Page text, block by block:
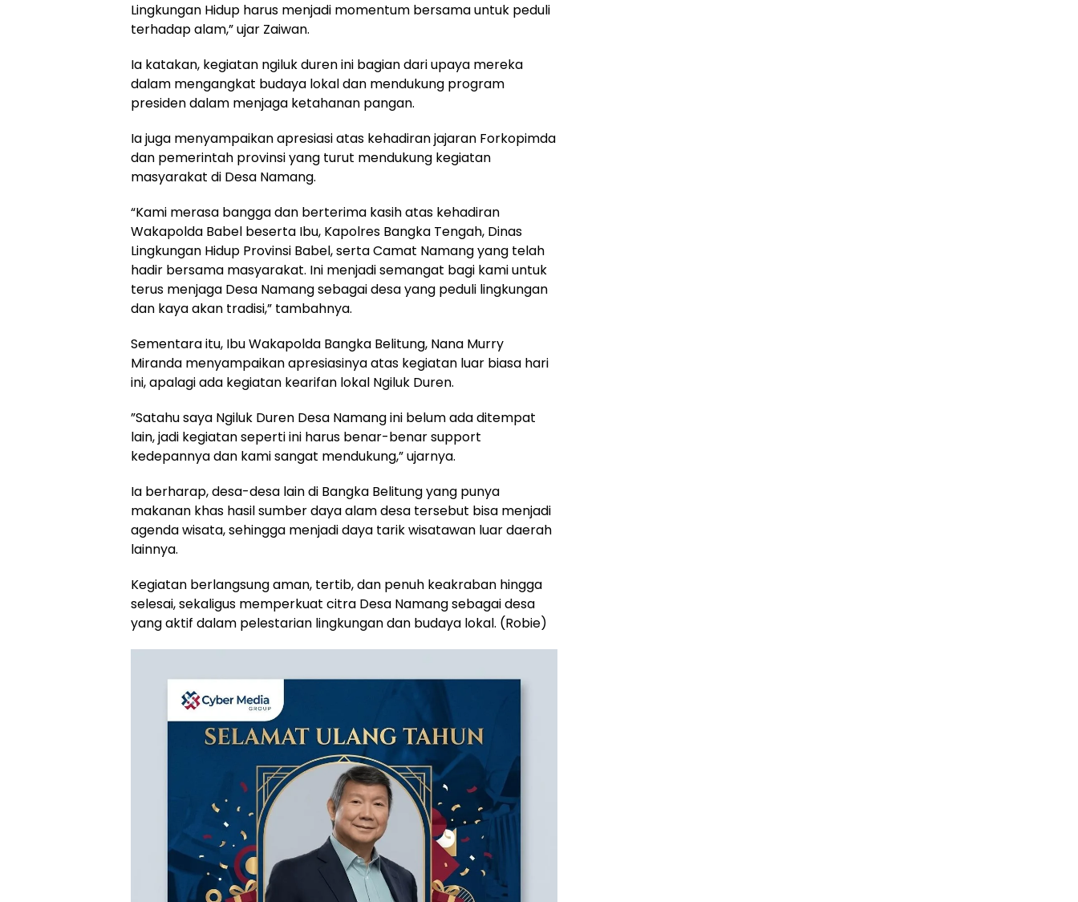
Lingkungan Hidup harus menjadi momentum bersama untuk peduli
terhadap alam,” ujar Zaiwan.
‎Ia katakan, kegiatan ngiluk duren ini bagian dari upaya mereka
dalam mengangkat budaya lokal dan mendukung program
presiden dalam menjaga ketahanan pangan.
‎Ia juga menyampaikan apresiasi atas kehadiran jajaran Forkopimda
dan pemerintah provinsi yang turut mendukung kegiatan
masyarakat di Desa Namang.
‎“Kami merasa bangga dan berterima kasih atas kehadiran
Wakapolda Babel beserta Ibu, Kapolres Bangka Tengah, Dinas
Lingkungan Hidup Provinsi Babel, serta Camat Namang yang telah
hadir bersama masyarakat. Ini menjadi semangat bagi kami untuk
terus menjaga Desa Namang sebagai desa yang peduli lingkungan
dan kaya akan tradisi,” tambahnya.
‎Sementara itu, Ibu Wakapolda Bangka Belitung, Nana Murry
Miranda menyampaikan apresiasinya atas kegiatan luar biasa hari
ini, apalagi ada kegiatan kearifan lokal Ngiluk Duren.
‎”Satahu saya Ngiluk Duren Desa Namang ini belum ada ditempat
lain, jadi kegiatan seperti ini harus benar-benar support
kedepannya dan kami sangat mendukung,” ujarnya.
‎Ia berharap, desa-desa lain di Bangka Belitung yang punya
makanan khas hasil sumber daya alam desa tersebut bisa menjadi
agenda wisata, sehingga menjadi daya tarik wisatawan luar daerah
lainnya.
‎Kegiatan berlangsung aman, tertib, dan penuh keakraban hingga
selesai, sekaligus memperkuat citra Desa Namang sebagai desa
yang aktif dalam pelestarian lingkungan dan budaya lokal. (Robie)